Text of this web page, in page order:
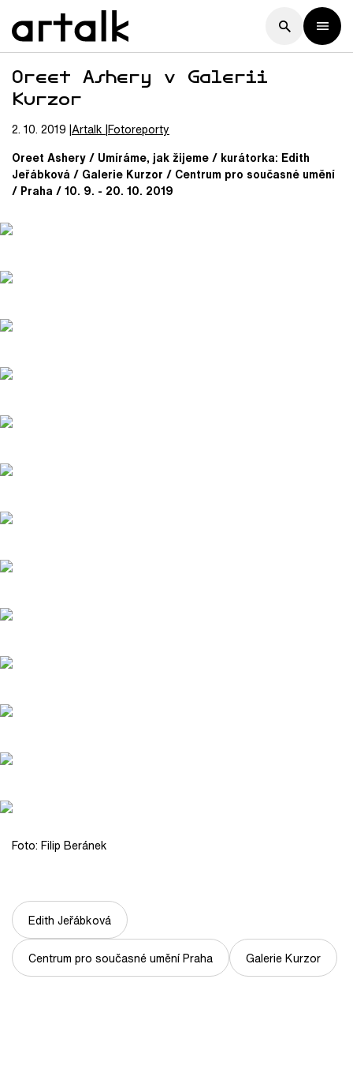
Oreet Ashery v Galerii
Kurzor
2. 10. 2019 Artalk Fotoreporty
Oreet Ashery / Umíráme, jak žijeme / kurátorka: Edith
Jeřábková / Galerie Kurzor / Centrum pro současné umění
/ Praha / 10. 9. - 20. 10. 2019
Foto: Filip Beránek
Edith Jeřábková
Centrum pro současné umění Praha Galerie Kurzor